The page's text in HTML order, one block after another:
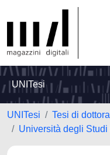
UNITesi
UNITesi
Tesi di
Università degli